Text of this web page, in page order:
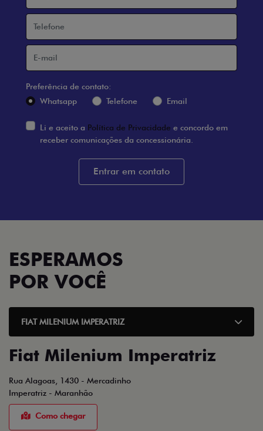
Preferência de contato:
Whatsapp
Telefone Email
Li e aceito a Política de Privacidade e concordo em
receber comunicações da concessionária.
Entrar em contato
ESPERAMOS
POR VOCÊ
FIAT MILENIUM IMPERATRIZ
Fiat Milenium Imperatriz
Rua Alagoas, 1430 - Mercadinho
Imperatriz - Maranhão
Como chegar